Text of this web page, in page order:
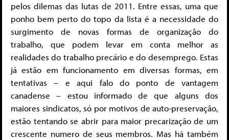
pelos dilemas das lutas de 2011. Entre essas, uma que
ponho bem perto do topo da lista é a necessidade do
surgimento de novas formas de organização do
trabalho, que podem levar em conta melhor as
realidades do trabalho precário e do desemprego. Estas
já estão em funcionamento em diversas formas, em
tentativas – e aqui falo do ponto de vantagem
canadense – estou informado de que alguns dos
maiores sindicatos, só por motivos de auto-preservação,
estão tentando se abrir para maior precarização de um
crescente numero de seus membros. Mas há também